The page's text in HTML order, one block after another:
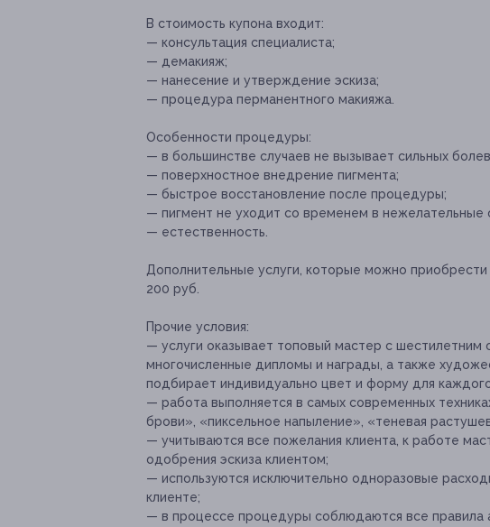
В стоимость купона входит:
— консультация специалиста;
— демакияж;
— нанесение и утверждение эскиза;
— процедура перманентного макияжа.
Особенности процедуры:
— в большинстве случаев не вызывает сильных
— поверхностное внедрение пигмента;
— быстрое восстановление после процедуры;
— пигмент не уходит со временем в нежелательные
— естественность.
Дополнительные услуги, которые можно
200 руб.
Прочие условия:
— услуги оказывает топовый мастер с
многочисленные дипломы и награды, а также
подбирает индивидуально цвет и форму для
— работа выполняется в самых современных
брови», «пиксельное напыление», «теневая
— учитываются все пожелания клиента, к работе
одобрения эскиза клиентом;
— используются исключительно одноразовые
клиенте;
— в процессе процедуры соблюдаются все правила